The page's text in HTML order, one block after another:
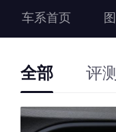
车系首页
全部 评测